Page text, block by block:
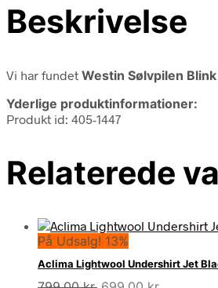
Beskrivelse
Vi har fundet Westin Sølvpilen
Yderlige produktinformationer:
Produkt id: 405-1447
Relaterede
På Udsalg! 13%
Aclima Lightwool Undershirt Jet